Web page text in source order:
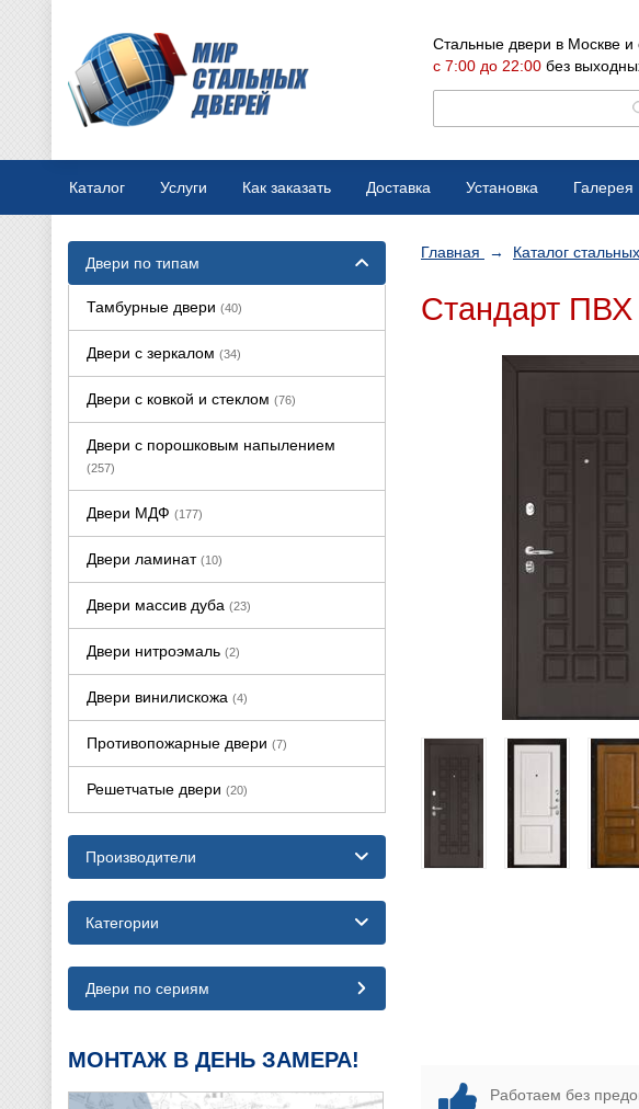
Стальные двери в Москве и
с 7:00 до 22:00 без
Каталог Услуги Как заказать Доставка Установка Галерея
Главная → Каталог
Стандарт ПВХ
Работаем без
Двери по типам
Тамбурные двери (40)
Двери с зеркалом (34)
Двери с ковкой и стеклом (76)
Двери с порошковым напылением
(257)
Двери МДФ (177)
Двери ламинат (10)
Двери массив дуба (23)
Двери нитроэмаль (2)
Двери винилискожа (4)
Противопожарные двери (7)
Решетчатые двери (20)
Производители
Категории
Двери по сериям
МОНТАЖ В ДЕНЬ ЗАМЕРА!